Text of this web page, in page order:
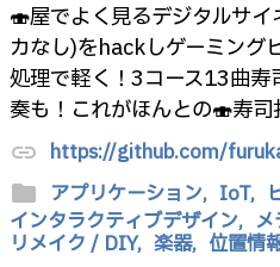
🍣屋でよく見るデジタルサ
カなし)をhackしゲーミング
処理で軽く！3コース13曲寿
奏も！これがほんとの🍣寿司
link https://github.com/
folder アプリケーション, IoT,
インタラクティブデザイン,
リメイク / DIY, 楽器, 位置情